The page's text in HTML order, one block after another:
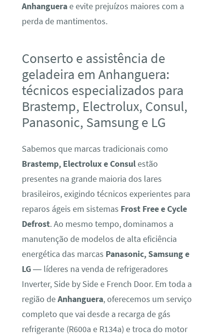
Anhanguerae evite prejuízos maiores com a
perda de mantimentos.
Conserto e assistência de
geladeira em Anhanguera:
técnicos especializados para
Brastemp, Electrolux, Consul,
Panasonic, Samsung e LG
Sabemos que marcas tradicionais como
Brastemp, Electrolux e Consulestão
presentes na grande maioria dos lares
brasileiros, exigindo técnicos experientes para
reparos ágeis em sistemas Frost Free e Cycle
Defrost. Ao mesmo tempo, dominamos a
manutenção de modelos de alta eficiência
energética das marcas Panasonic, Samsung e
LG— líderes na venda de refrigeradores
Inverter, Side by Side e French Door. Em toda a
região deAnhanguera, oferecemos um serviço
completo que vai desde a recarga de gás
refrigerante (R600a e R134a) e troca do motor